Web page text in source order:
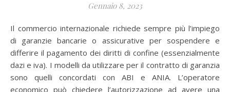
Gennaio 8, 2023
Il commercio internazionale richiede sempre più l’impiego
di garanzie bancarie o assicurative per sospendere e
differire il pagamento dei diritti di confine (essenzialmente
dazi e iva). I modelli da utilizzare per il contratto di garanzia
sono quelli concordati con ABI e ANIA. L’operatore
economico può chiedere l’autorizzazione ad avere una